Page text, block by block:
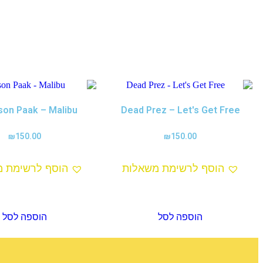
Dead Prez – Let's Get Free
₪150.00
הוסף לרשימת משאלות
הוספה לסל
Paak – Malibu
₪150.00
הוסף לרשימת
הוספה לסל